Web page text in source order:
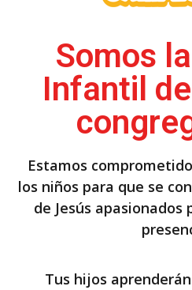
Somos
Infantil
Estamos
los niños para que se
de Jesús apasionados
Tus hijos